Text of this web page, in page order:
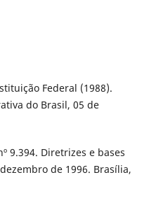
Federal (1988).
do Brasil, 05 de
9.394. Diretrizes e bases
de 1996. Brasília,